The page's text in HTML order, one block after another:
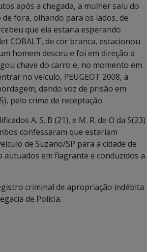
após a chegada, a mulher saiu do
fora, olhando para os lados, de
que ela estaria esperando
COBALT, de cor branca, estacionou
homem desceu e foi em direção a
chave do carro e, no momento em
no veículo, PEUGEOT 2008, a
dando voz de prisão em
pelo crime de receptação.
A. S. B (21), e M. R. de O da S(23)
confessaram que estariam
de Suzano/SP para a cidade de
autuados em flagrante e conduzidos a
criminal de apropriação indébita
de Polícia.